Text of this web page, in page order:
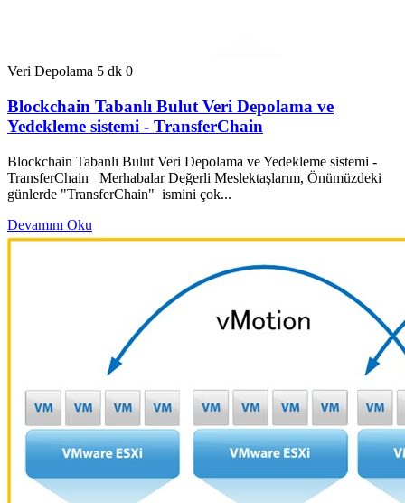
Veri Depolama 5 dk 0
Blockchain Tabanlı Bulut Veri Depolama ve
Yedekleme sistemi - TransferChain
Blockchain Tabanlı Bulut Veri Depolama ve Yedekleme sistemi -
TransferChain Merhabalar Değerli Meslektaşlarım, Önümüzdeki
günlerde "TransferChain" ismini çok...
Devamını Oku